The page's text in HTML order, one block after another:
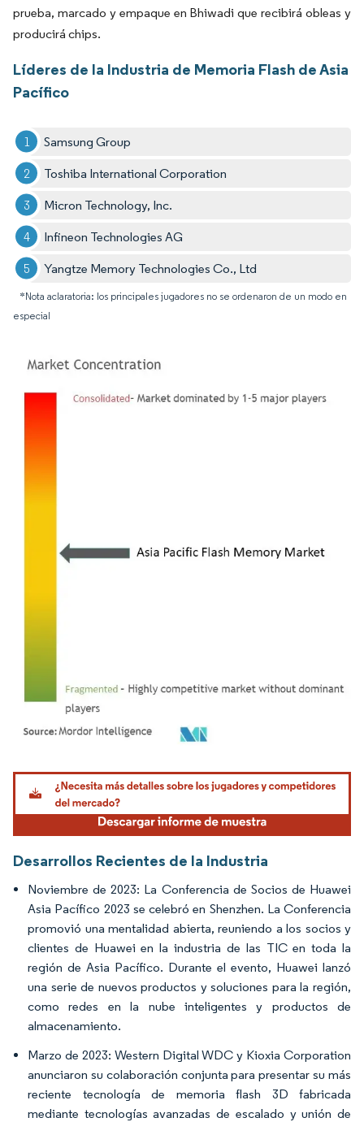
prueba, marcado y empaque en Bhiwadi que recibirá obleas y
producirá chips.
Líderes de la Industria de Memoria Flash de Asia
Pacífico
Samsung Group
Toshiba International Corporation
Micron Technology, Inc.
Infineon Technologies AG
Yangtze Memory Technologies Co., Ltd
*Nota aclaratoria: los principales jugadores no se ordenaron de un modo en
especial
Imagen © Mordor Intelligence. El uso requiere atribución según CC BY 4.0.
Desarrollos Recientes de la Industria
Noviembre de 2023: La Conferencia de Socios de Huawei
Asia Pacífico 2023 se celebró en Shenzhen. La Conferencia
promovió una mentalidad abierta, reuniendo a los socios y
clientes de Huawei en la industria de las TIC en toda la
región de Asia Pacífico. Durante el evento, Huawei lanzó
una serie de nuevos productos y soluciones para la región,
como redes en la nube inteligentes y productos de
almacenamiento.
Marzo de 2023: Western Digital WDC y Kioxia Corporation
anunciaron su colaboración conjunta para presentar su más
reciente tecnología de memoria flash 3D fabricada
mediante tecnologías avanzadas de escalado y unión de